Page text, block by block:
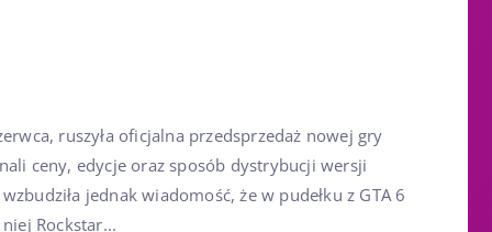
ruszyła oficjalna przedsprzedaż nowej gry
ceny, edycje oraz sposób dystrybucji wersji
jednak wiadomość, że w pudełku z GTA 6
Rockstar...